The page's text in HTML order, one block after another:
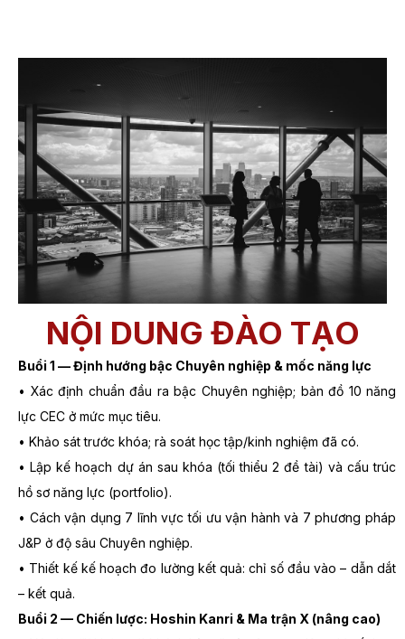
NỘI DUNG ĐÀO TẠO
Buổi 1 — Định hướng bậc Chuyên nghiệp & mốc năng lực
• Xác định chuẩn đầu ra bậc Chuyên nghiệp; bản đồ 10 năng
lực CEC ở mức mục tiêu.
• Khảo sát trước khóa; rà soát học tập/kinh nghiệm đã có.
• Lập kế hoạch dự án sau khóa (tối thiểu 2 đề tài) và cấu trúc
hồ sơ năng lực (portfolio).
• Cách vận dụng 7 lĩnh vực tối ưu vận hành và 7 phương pháp
J&P ở độ sâu Chuyên nghiệp.
• Thiết kế kế hoạch đo lường kết quả: chỉ số đầu vào – dẫn dắt
– kết quả.
Buổi 2 — Chiến lược: Hoshin Kanri & Ma trận X (nâng cao)